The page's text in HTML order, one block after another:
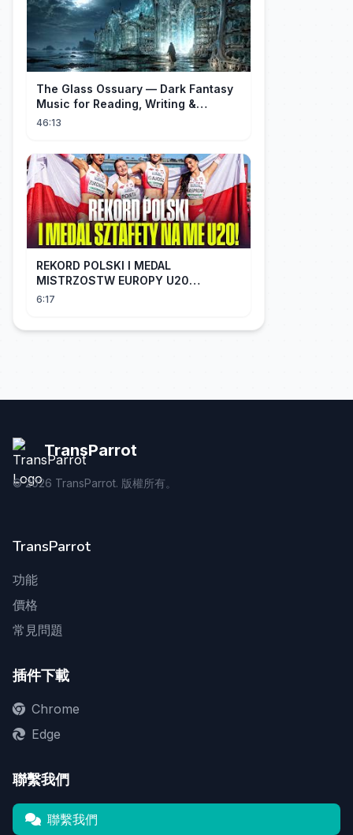
The Glass Ossuary — Dark Fantasy
Music for Reading, Writing &
Ancient Archives
46:13
REKORD POLSKI I MEDAL
MISTRZOSTW EUROPY U20
SZTAFETY 4 X 100 METRÓW KOBIET
6:17
TransParrot
©2026 TransParrot. 版權所有。
TransParrot
功能
價格
常見問題
插件下載
Chrome
Edge
聯繫我們
聯繫我們